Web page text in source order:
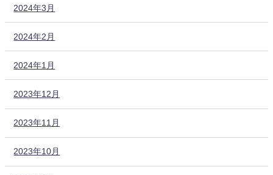
2024年3月
2024年2月
2024年1月
2023年12月
2023年11月
2023年10月